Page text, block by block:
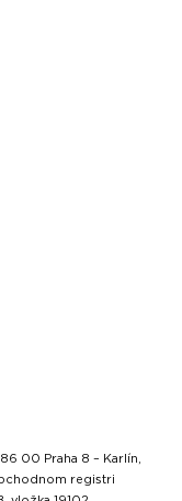
00 Praha 8 – Karlín,
registri